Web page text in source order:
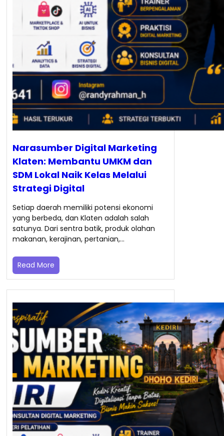
Narasumber Digital Marketing
Klaten: Membantu UMKM dan
SDM Lokal Naik Kelas Melalui
Strategi Digital
Setiap daerah memiliki potensi ekonomi
yang berbeda, dan Klaten adalah salah
satunya. Dari sentra batik, produk olahan
makanan, kerajinan, pertanian,…
Read More